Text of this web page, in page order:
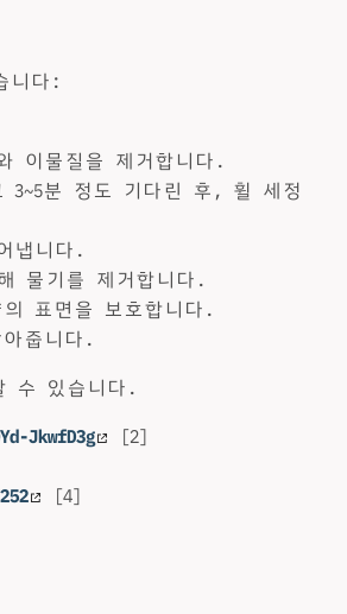
니다:
이물질을 제거합니다.
3~5분 정도 기다린 후, 휠 세정
냅니다.
물기를 제거합니다.
표면을 보호합니다.
줍니다.
수 있습니다.
JkwfD3g
[2]
[4]